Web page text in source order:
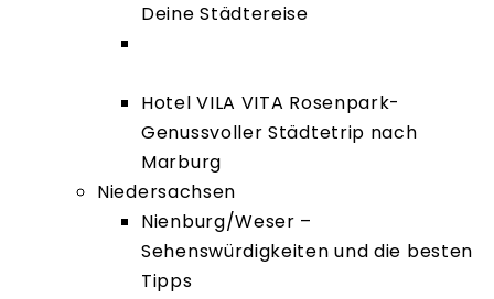
Deine Städtereise
Hotel VILA VITA Rosenpark-
Genussvoller Städtetrip nach
Marburg
Niedersachsen
Nienburg/Weser –
Sehenswürdigkeiten und die besten
Tipps